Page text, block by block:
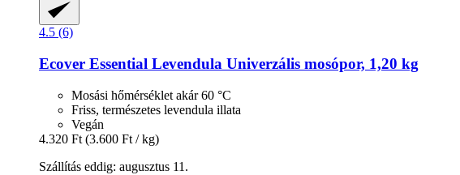
4.5 (6)
Ecover Essential Levendula Univerzális mosópor, 1,20 kg
Mosási hőmérséklet akár 60 °C
Friss, természetes levendula illata
Vegán
4.320 Ft (3.600 Ft / kg)
Szállítás eddig: augusztus 11.